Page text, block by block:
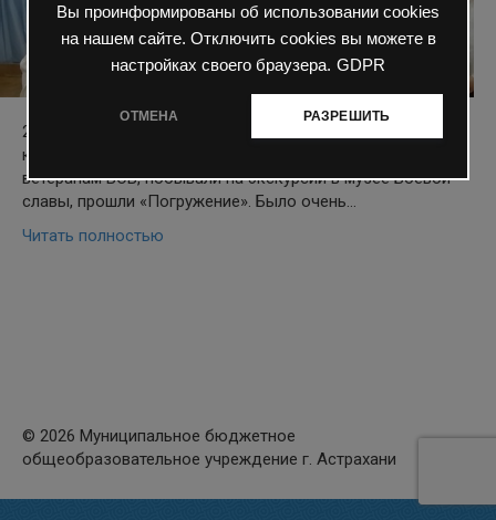
Вы проинформированы об использовании cookies
на нашем сайте. Отключить cookies вы можете в
настройках своего браузера. GDPR
ОТМЕНА РАЗРЕШИТЬ
29 апреля в 3«Б» классе прошёл классный час «Победа,
которую помним!» Ребята написали «Письма Победы»
ветеранам ВОВ, побывали на экскурсии в музее Боевой
славы, прошли «Погружение». Было очень…
Читать полностью
© 2026 Муниципальное бюджетное
общеобразовательное учреждение г. Астрахани